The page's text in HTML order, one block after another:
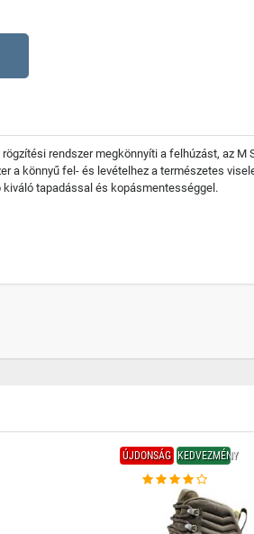
rendszer megkönnyíti a felhúzást, az M
a könnyű fel- és levételhez a természetes
tapadással és kopásmentességgel.
ÚJDONSÁG KEDVEZMÉNY